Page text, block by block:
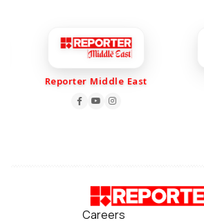
Reporter Middle East
Careers